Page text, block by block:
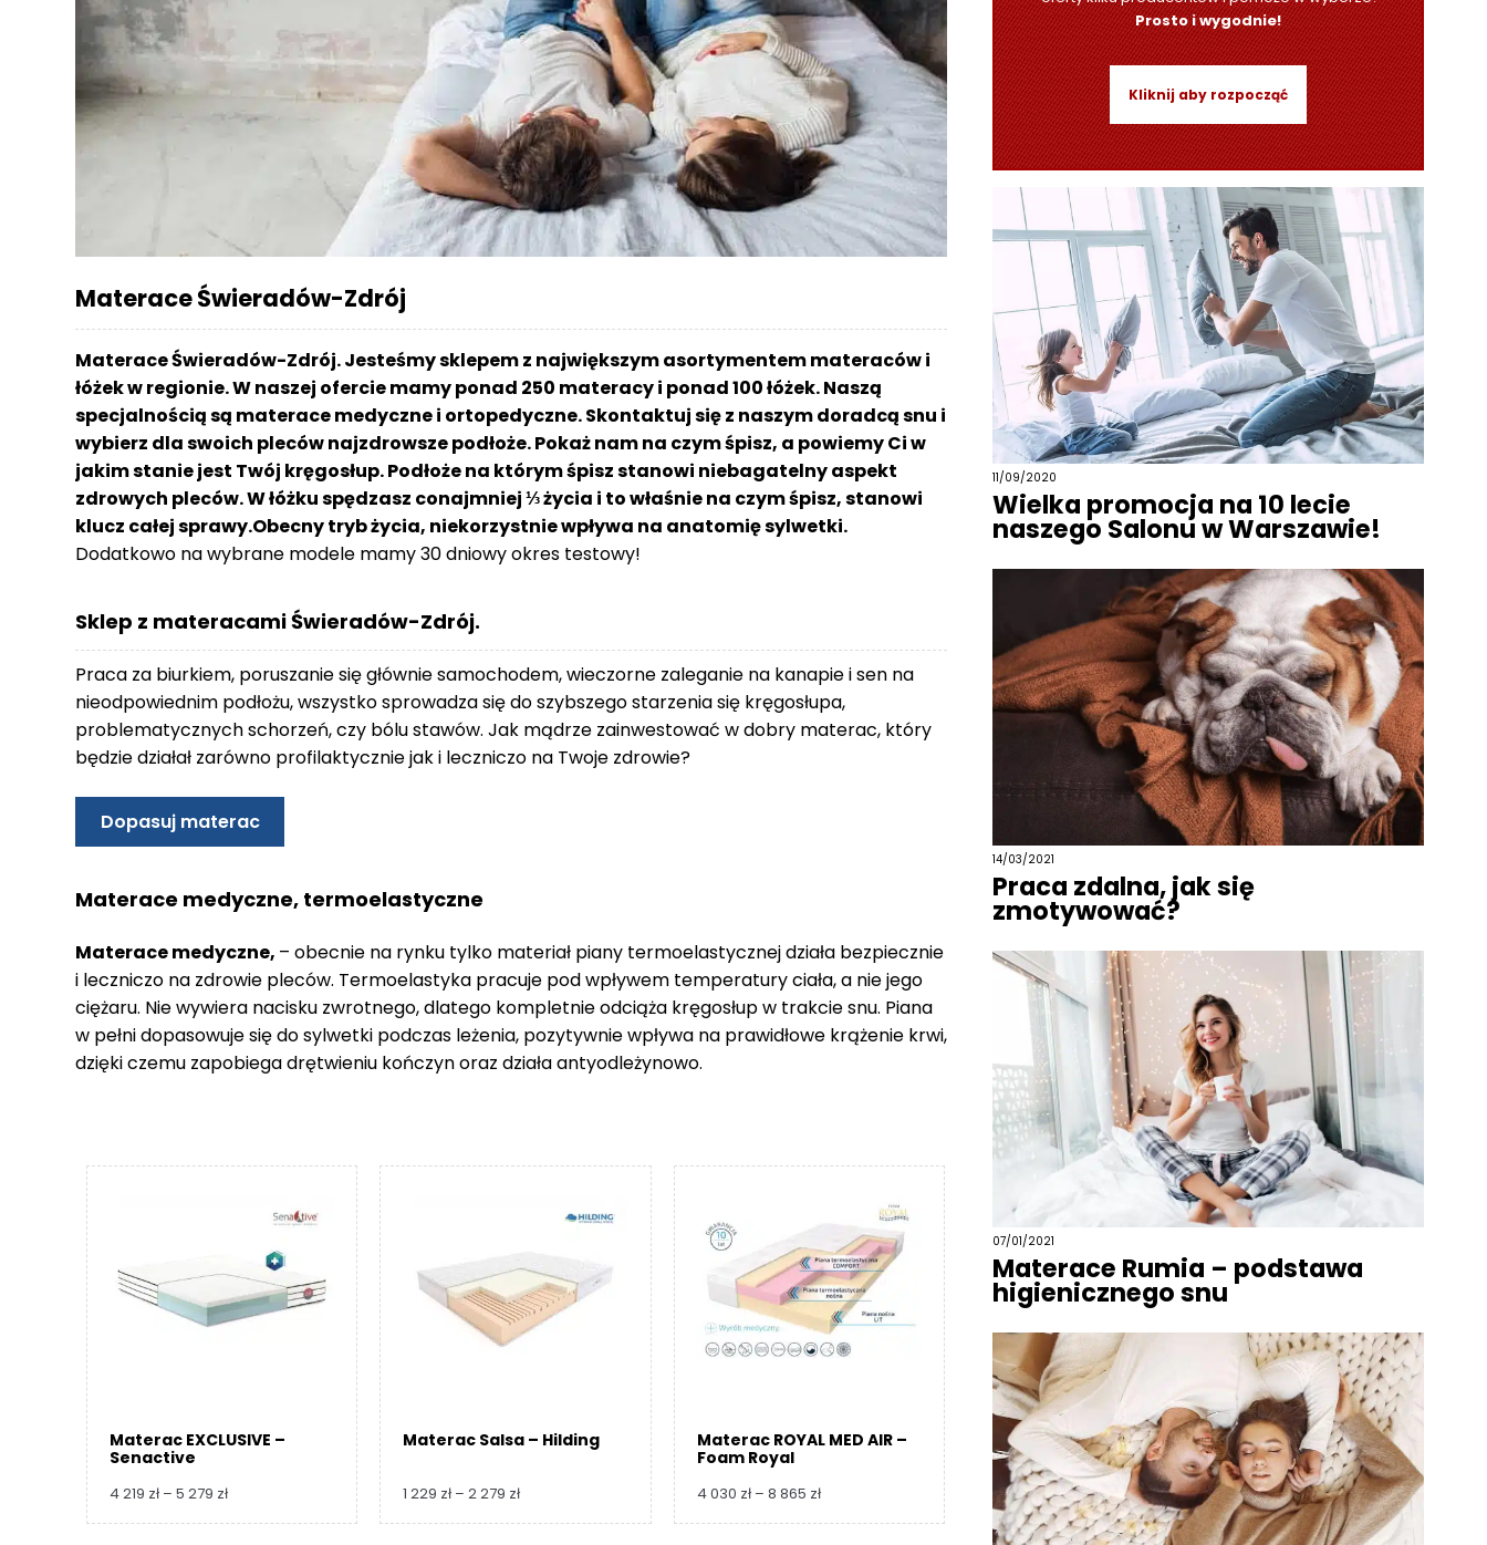
Materace Świeradów-Zdrój
Materace Świeradów-Zdrój. Jesteśmy sklepem z największym asortymentem materaców i
łóżek w regionie. W naszej ofercie mamy ponad 250 materacy i ponad 100 łóżek. Naszą
specjalnością są materace medyczne i ortopedyczne. Skontaktuj się z naszym doradcą snu i
wybierz dla swoich pleców najzdrowsze podłoże. Pokaż nam na czym śpisz, a powiemy Ci w
jakim stanie jest Twój kręgosłup. Podłoże na którym śpisz stanowi niebagatelny aspekt
zdrowych pleców. W łóżku spędzasz conajmniej ⅓ życia i to właśnie na czym śpisz, stanowi
klucz całej sprawy.Obecny tryb życia, niekorzystnie wpływa na anatomię sylwetki.
Dodatkowo na wybrane modele mamy 30 dniowy okres testowy!
Sklep z materacami Świeradów-Zdrój.
Praca za biurkiem, poruszanie się głównie samochodem, wieczorne zaleganie na kanapie i sen na
nieodpowiednim podłożu, wszystko sprowadza się do szybszego starzenia się kręgosłupa,
problematycznych schorzeń, czy bólu stawów. Jak mądrze zainwestować w dobry materac, który
będzie działał zarówno profilaktycznie jak i leczniczo na Twoje zdrowie?
Dopasuj materac
Materace medyczne, termoelastyczne
Materace medyczne, – obecnie na rynku tylko materiał piany termoelastycznej działa bezpiecznie
i leczniczo na zdrowie pleców. Termoelastyka pracuje pod wpływem temperatury ciała, a nie jego
ciężaru. Nie wywiera nacisku zwrotnego, dlatego kompletnie odciąża kręgosłup w trakcie snu. Piana
w pełni dopasowuje się do sylwetki podczas leżenia, pozytywnie wpływa na prawidłowe krążenie krwi,
dzięki czemu zapobiega drętwieniu kończyn oraz działa antyodleżynowo.
Materac EXCLUSIVE –
Senactive
4 219 zł – 5 279 złZakres
Materac Salsa – Hilding
1 229 zł – 2 279 złZakres
Materac ROYAL MED AIR –
Foam Royal
4 030 zł – 8 865 złZakres
Prosto i wygodnie!
Kliknij aby rozpocząć
11/09/2020
Wielka promocja na 10 lecie
naszego Salonu w Warszawie!
14/03/2021
Praca zdalna, jak się
zmotywować?
07/01/2021
Materace Rumia – podstawa
higienicznego snu